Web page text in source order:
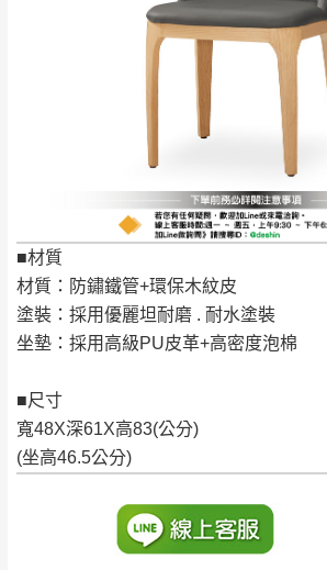
■材質
材質：防鏽鐵管+環保木紋皮
塗裝：採用優麗坦耐磨 . 耐水塗裝
坐墊：採用高級PU皮革+高密度泡棉
■尺寸
寬48X深61X高83(公分)
(坐高46.5公分)
＊A108產品另收運費
$ 9,000以上：免
運費
NT$500元
＊A108產品另收運費
$ 9,000以上：免
NT$500元
＊A108產品另收運費
配送天數：5~14天
到貨時間：指定送貨日當天以
苗栗至基隆；其它地區暫不開
地型限制(山區、鄉、鎮、村)
法搬運上樓等因素，導致無法
保有出貨的權利。
保護物流人員的工作安全，賣
服務，若需以吊車或其他的
費用將由買方自行支付。
因大型傢俱有組裝、配送的問
機當天到貨前皆會再與您通知
天在家等貨，以節省您的寶貴
由於百貨公司配送較為不易，
發票寄送：
若您選擇三聯式或索取兩聯式發票
工作天內送達，如遇國定假日將順